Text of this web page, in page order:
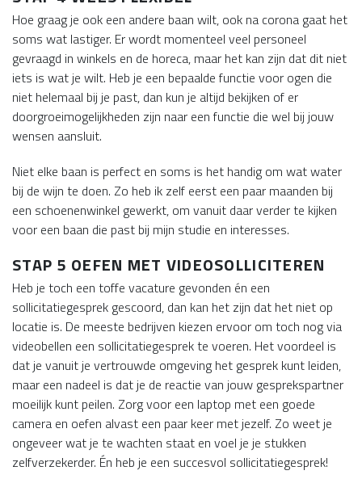
Hoe graag je ook een andere baan wilt, ook na corona gaat het
soms wat lastiger. Er wordt momenteel veel personeel
gevraagd in winkels en de horeca, maar het kan zijn dat dit niet
iets is wat je wilt. Heb je een bepaalde functie voor ogen die
niet helemaal bij je past, dan kun je altijd bekijken of er
doorgroeimogelijkheden zijn naar een functie die wel bij jouw
wensen aansluit.
Niet elke baan is perfect en soms is het handig om wat water
bij de wijn te doen. Zo heb ik zelf eerst een paar maanden bij
een schoenenwinkel gewerkt, om vanuit daar verder te kijken
voor een baan die past bij mijn studie en interesses.
STAP 5 OEFEN MET VIDEOSOLLICITEREN
Heb je toch een toffe vacature gevonden én een
sollicitatiegesprek gescoord, dan kan het zijn dat het niet op
locatie is. De meeste bedrijven kiezen ervoor om toch nog via
videobellen een sollicitatiegesprek te voeren. Het voordeel is
dat je vanuit je vertrouwde omgeving het gesprek kunt leiden,
maar een nadeel is dat je de reactie van jouw gesprekspartner
moeilijk kunt peilen. Zorg voor een laptop met een goede
camera en oefen alvast een paar keer met jezelf. Zo weet je
ongeveer wat je te wachten staat en voel je je stukken
zelfverzekerder. Én heb je een succesvol sollicitatiegesprek!